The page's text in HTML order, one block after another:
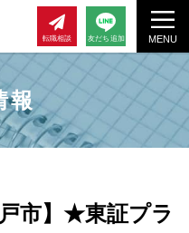
MENU
転職相談 友だち追加
報
戸市】★東証プラ